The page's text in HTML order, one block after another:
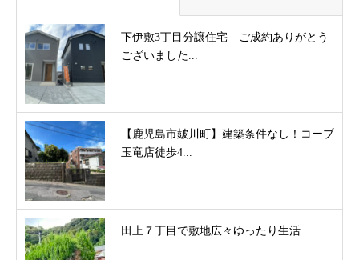
下伊敷3丁目分譲住宅 ご成約ありがとう
ございました...
【鹿児島市皷川町】建築条件なし！コープ
玉竜店徒歩4...
田上７丁目で敷地広々ゆったり生活